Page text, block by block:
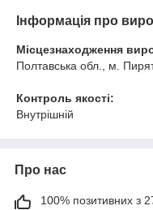
Інформація про
Місцезнаходження
Полтавська обл., м.
Контроль якості:
Внутрішній
Про нас
100% позитивних з 27